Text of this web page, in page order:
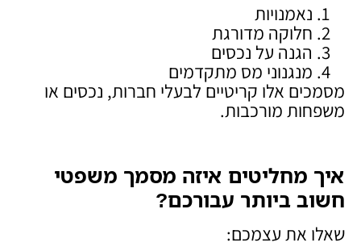
נאמנויות
חלוקה מדורגת
הגנה על נכסים
מנגנוני מס מתקדמים
מסמכים אלו קריטיים לבעלי חברות, נכסים או
משפחות מורכבות.
איך מחליטים איזה מסמך משפטי
חשוב ביותר עבורכם?
שאלו את עצמכם: